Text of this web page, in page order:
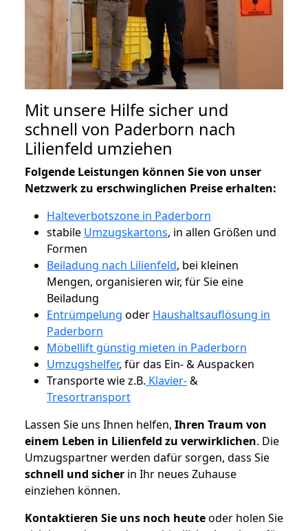
Mit unsere Hilfe sicher und
schnell von Paderborn nach
Lilienfeld umziehen
Folgende Leistungen können Sie von unser
Netzwerk zu erschwinglichen Preise erhalten:
Halteverbotszone in Paderborn
stabile Umzugskartons, in allen Größen und
Formen
Beiladung nach Lilienfeld, bei kleinen
Mengen, organisieren wir, für Sie eine
Beiladung
Entrümpelung oder Haushaltsauflösung in
Paderborn
Möbellift günstig mieten in Paderborn
Umzugshelfer, für das Ein- & Auspacken
Transporte wie z.B. Klavier-&
Tresortransport
Lassen Sie uns Ihnen helfen, Ihren Traum von
einem Leben in Lilienfeld zu verwirklichen. Die
Umzugspartner werden dafür sorgen, dass Sie
schnell und sicher in Ihr neues Zuhause
einziehen können.
Kontaktieren Sie uns noch heuteoder holen Sie